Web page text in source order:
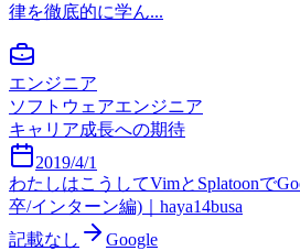
律を徹底的に学ん...
エンジニア
ソフトウェアエンジニア
キャリア成長への期待
2019/4/1
わたしはこうしてVimとSplatoonで
卒/インターン編)｜haya14busa
記載なし
Google